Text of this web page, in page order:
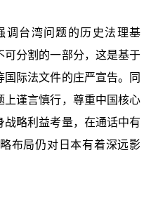
调台湾问题的历史法理基
分割的一部分，这是基于
国际法文件的庄严宣告。同
上谨言慎行，尊重中国核心
略利益考量，在通话中有
布局仍对日本有着深远影